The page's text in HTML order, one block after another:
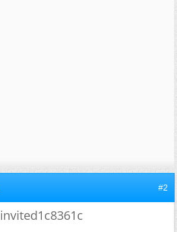
#2
invited1c8361c